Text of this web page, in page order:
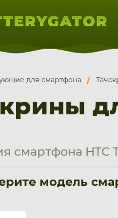
НОУТБУКА
ПЛАНШЕТА
для смартфона
смартфона HTC
модель